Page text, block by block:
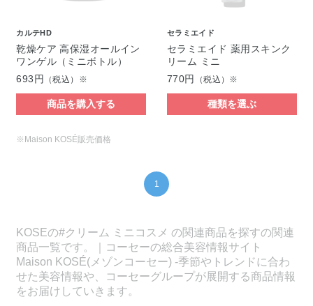
カルテHD
乾燥ケア 高保湿オールイン
ワンゲル（ミニボトル）
693円
（税込）※
商品を購入する
セラミエイド
セラミエイド 薬用スキンク
リーム ミニ
770円
（税込）※
種類を選ぶ
※Maison KOSÉ販売価格
1
KOSEの#クリーム ミニコスメ の関連商品を探すの関連
商品一覧です。｜コーセーの総合美容情報サイト
Maison KOSÉ(メゾンコーセー) -季節やトレンドに合わ
せた美容情報や、コーセーグループが展開する商品情報
をお届けしていきます。